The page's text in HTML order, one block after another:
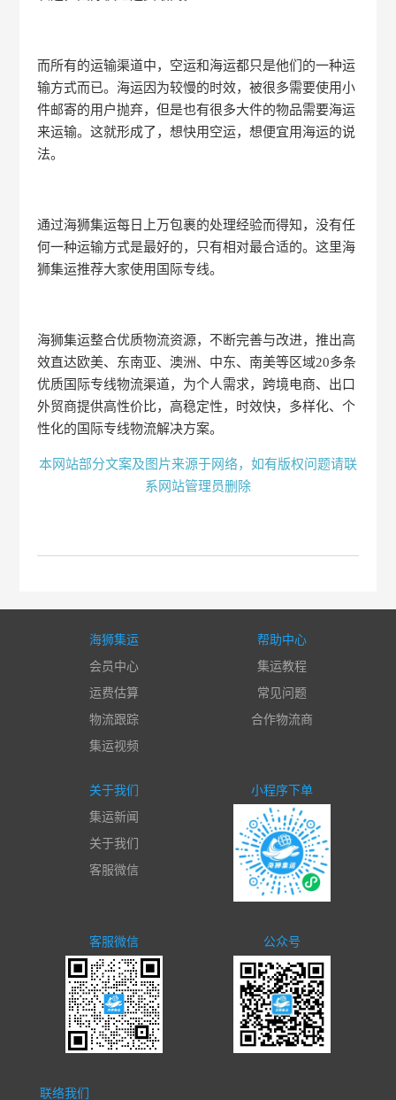
而所有的运输渠道中，空运和海运都只是他们的一种运
输方式而已。海运因为较慢的时效，被很多需要使用小
件邮寄的用户抛弃，但是也有很多大件的物品需要海运
来运输。这就形成了，想快用空运，想便宜用海运的说
法。
通过海狮集运每日上万包裹的处理经验而得知，没有任
何一种运输方式是最好的，只有相对最合适的。这里海
狮集运推荐大家使用国际专线。
海狮集运整合优质物流资源，不断完善与改进，推出高
效直达欧美、东南亚、澳洲、中东、南美等区域20多条
优质国际专线物流渠道，为个人需求，跨境电商、出口
外贸商提供高性价比，高稳定性，时效快，多样化、个
性化的国际专线物流解决方案。
本网站部分文案及图片来源于网络，如有版权问题请联
系网站管理员删除
海狮集运
会员中心
运费估算
物流跟踪
集运视频
帮助中心
集运教程
常见问题
合作物流商
关于我们
集运新闻
关于我们
客服微信
小程序下单
客服微信 公众号
联络我们